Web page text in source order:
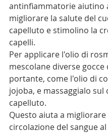
antinfiammatorie aiutino
migliorare la salute del
capelluto e stimolino la
capelli.
Per applicare l'olio di
mescolane diverse gocce
portante, come l'olio di
jojoba, e massaggialo sul
capelluto.
Questo aiuta a migliorare
circolazione del sangue